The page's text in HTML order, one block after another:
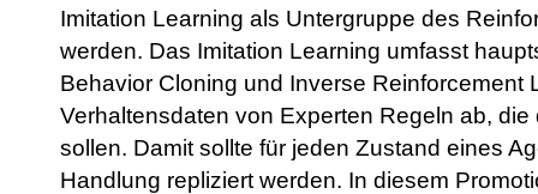
Imitation Learning als Untergruppe des
werden. Das Imitation Learning umfasst
Behavior Cloning und Inverse Reinforcement
Verhaltensdaten von Experten Regeln ab, die
sollen. Damit sollte für jeden Zustand eines
Handlung repliziert werden. In diesem